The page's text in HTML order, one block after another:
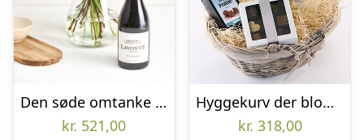
Den søde omtanke med Zinfandel
kr. 521,00
Hyggekurv der blomstrer med chokolade – Send blomster med Bloomit
kr. 318,00